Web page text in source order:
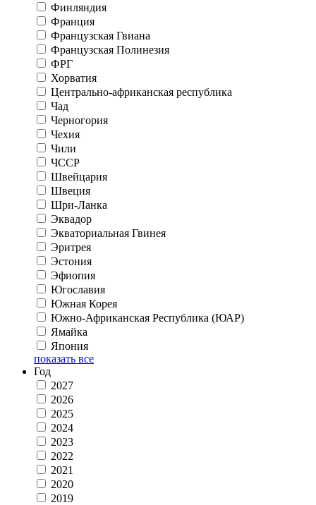
Финляндия
Франция
Французская Гвиана
Французская Полинезия
ФРГ
Хорватия
Центрально-африканская республика
Чад
Черногория
Чехия
Чили
ЧССР
Швейцария
Швеция
Шри-Ланка
Эквадор
Экваториальная Гвинея
Эритрея
Эстония
Эфиопия
Югославия
Южная Корея
Южно-Африканская Республика (ЮАР)
Ямайка
Япония
показать все
Год
2027
2026
2025
2024
2023
2022
2021
2020
2019